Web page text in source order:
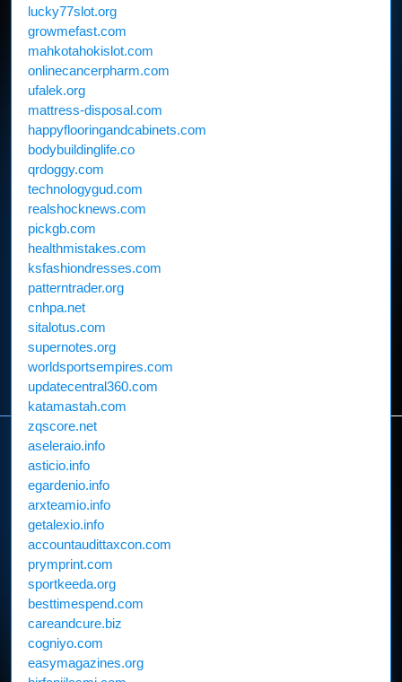
lucky77slot.org
growmefast.com
mahkotahokislot.com
onlinecancerpharm.com
ufalek.org
mattress-disposal.com
happyflooringandcabinets.com
bodybuildinglife.co
qrdoggy.com
technologygud.com
realshocknews.com
pickgb.com
healthmistakes.com
ksfashiondresses.com
patterntrader.org
cnhpa.net
sitalotus.com
supernotes.org
worldsportsempires.com
updatecentral360.com
katamastah.com
zqscore.net
aseleraio.info
asticio.info
egardenio.info
arxteamio.info
getalexio.info
accountaudittaxcon.com
prymprint.com
sportkeeda.org
besttimespend.com
careandcure.biz
cogniyo.com
easymagazines.org